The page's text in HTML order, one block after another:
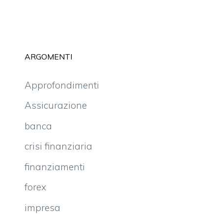
ARGOMENTI
Approfondimenti
Assicurazione
banca
crisi finanziaria
finanziamenti
forex
impresa